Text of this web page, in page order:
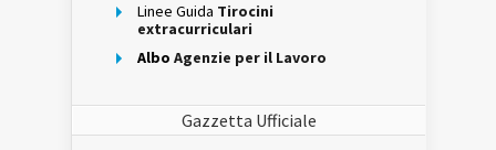
Linee Guida Tirocini
extracurriculari
Albo Agenzie per il Lavoro
Gazzetta Ufficiale